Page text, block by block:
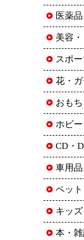
医薬
美容
スポ
花・
おも
ホビー
CD・
車用
ペッ
キッ
本・